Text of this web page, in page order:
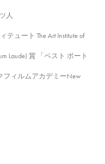
人
ュート The Art Institute of
Laude) 賞 「ベスト ポート
フィルムアカデミーNew